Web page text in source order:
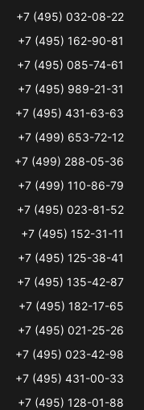
+7 (495) 032-08-22
+7 (495) 162-90-81
+7 (495) 085-74-61
+7 (495) 989-21-31
+7 (495) 431-63-63
+7 (499) 653-72-12
+7 (499) 288-05-36
+7 (499) 110-86-79
+7 (495) 023-81-52
+7 (495) 152-31-11
+7 (495) 125-38-41
+7 (495) 135-42-87
+7 (495) 182-17-65
+7 (495) 021-25-26
+7 (495) 023-42-98
+7 (495) 431-00-33
+7 (495) 128-01-88